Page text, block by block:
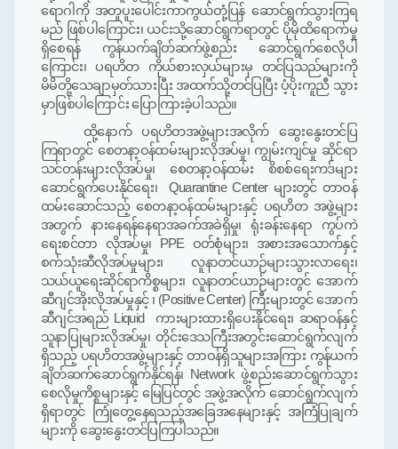
ရောဂါကို အတူပူးပေါင်းကာကွယ်တုံ့ပြန် ဆောင်ရွက်သွားကြရ
မည် ဖြစ်ပါကြောင်း၊ ယင်းသို့ဆောင်ရွက်ရာတွင် ပိုမိုထိရောက်မှု
ရှိစေရန် ကွန်ယက်ချိတ်ဆက်ဖွဲ့စည်း ဆောင်ရွက်စေလိုပါ
ကြောင်း၊ ပရဟိတ ကိုယ်စားလှယ်များမှ တင်ပြသည်များကို
မိမိတို့သေချာမှတ်သား ပြီး အထက်သို့တင်ပြပြီး ပံ့ပိုးကူညီ သွား
မှာဖြစ်ပါကြောင်း ပြောကြားခဲ့ပါသည်။
ထို့နောက် ပရဟိတအဖွဲ့များအလိုက် ဆွေးနွေးတင်ပြ
ကြရာတွင် စေတနာ့ဝန်ထမ်းများလိုအပ်မှု၊ ကျွမ်းကျင်မှု ဆိုင်ရာ
သင်တန်းများလိုအပ်မှု၊ စေတနာ့ဝန်ထမ်း စိစစ်ရေးကဒ်များ
ဆောင်ရွက်ပေးနိုင်ရေး၊ Quarantine Center များတွင် တာဝန်
ထမ်းဆောင်သည့် စေတနာ့ဝန်ထမ်းများနှင့် ပရဟိတ အဖွဲ့များ
အတွက် နားနေရန်နေရာအခက်အခဲရှိမှု၊ ရုံးခန်းနေရာ ကွပ်ကဲ
ရေးစင်တာ လိုအပ်မှု၊
PPE ဝတ်စုံများ၊ အစားအသောက်နှင့်
စက်သုံးဆီလိုအပ်မှုများ၊လူနာတင်ယာဉ်များသွားလာရေး၊
သယ်ယူရေးဆိုင်ရာကိစ္စများ၊ လူနာတင်ယာဉ်များတွင် အောက်
ဆီဂျင်အိုးလိုအပ်မှုနှင့် ၊ (Positive Center) ကြီးများတွင် အောက်
ဆီဂျင်အရည်Liquid ကားများထားရှိပေးနိုင်ရေး၊ ဆရာဝန်နှင့်
သူနာပြုများလိုအပ်မှု၊ တိုင်းဒေသကြီးအတွင်းဆောင်ရွက်လျက်
ရှိသည့် ပရဟိတအဖွဲ့များနှင့် တာဝန်ရှိသူများအကြား ကွန်ယက်
ချိတ်ဆက်ဆောင်ရွက်နိုင်ရန်၊ Networkဖွဲ့စည်းဆောင်ရွက်သွား
စေလိုမှုကိစ္စများနှင့် မြေပြင်တွင် အဖွဲ့အလိုက် ဆောင်ရွက်လျက်
ရှိရာတွင် ကြုံတွေ့နေရသည့်အခြေအနေများနှင့် အကြံပြုချက်
များကို ဆွေးနွေးတင်ပြကြပါသည်။